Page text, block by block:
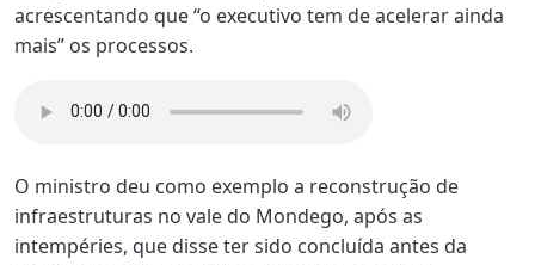
acrescentando que “o executivo tem de acelerar ainda
mais” os processos.
O ministro deu como exemplo a reconstrução de
infraestruturas no vale do Mondego, após as
intempéries, que disse ter sido concluída antes da